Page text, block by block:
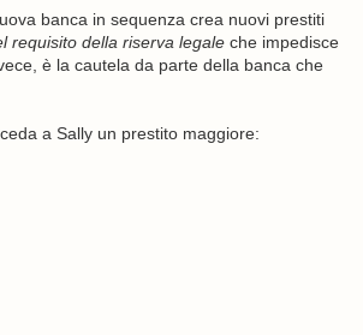
banca in sequenza crea nuovi prestiti
requisito della riserva legaleche impedisce
è la cautela da parte della banca che
a Sally un prestito maggiore: